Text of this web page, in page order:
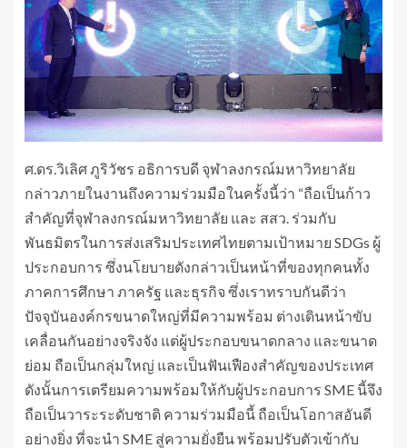
ศ.ดร.วิเลิศ ภูริวัชร อธิการบดี จุฬาลงกรณ์มหาวิทยาลัย
กล่าวภายในงานถึงความร่วมมือในครั้งนี้ว่า “ถือเป็นก้าว
สำคัญที่จุฬาลงกรณ์มหาวิทยาลัย และ สสว. ร่วมกับ
พันธมิตรในการส่งเสริมประเทศไทยตามเป้าหมาย SDGs ผู้
ประกอบการ ซึ่งนโยบายดังกล่าวเป็นหน้าที่ของทุกคนทั้ง
ภาคการศึกษา ภาครัฐ และธุรกิจ ซึ่งเราทราบกันดีว่า
ปัจจุบันองค์กรขนาดใหญ่ที่มีความพร้อม ต่างเดินหน้าขับ
เคลื่อนกันอย่างจริงจัง แต่ผู้ประกอบขนาดกลาง และขนาด
ย่อม ถือเป็นกลุ่มใหญ่ และเป็นฟันเฟืองสำคัญของประเทศ
ดังนั้นการเตรียมความพร้อมให้กับผู้ประกอบการ SME นี้จึง
ถือเป็นวาระระดับชาติ ความร่วมมือนี้ ถือเป็นโอกาสอันดี
อย่างยิ่ง ที่จะนำ SME สู่ความยั่งยืน พร้อมปรับตัวเข้ากับ